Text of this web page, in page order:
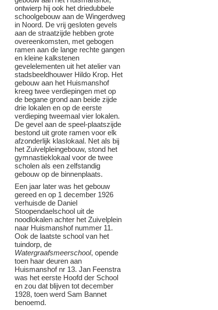
ontwierp hij ook het driedubbele
schoolgebouw aan de Wingerdweg
in Noord. De vrij gesloten gevels
aan de straatzijde hebben grote
overeenkomsten, met gebogen
ramen aan de lange rechte gangen
en kleine kalkstenen
gevelelementen uit het atelier van
stadsbeeldhouwer Hildo Krop. Het
gebouw aan het Huismanshof
kreeg twee verdiepingen met op
de begane grond aan beide zijde
drie lokalen en op de eerste
verdieping tweemaal vier lokalen.
De gevel aan de speel-plaatszijde
bestond uit grote ramen voor elk
afzonderlijk klaslokaal. Net als bij
het Zuivelpleingebouw, stond het
gymnastieklokaal voor de twee
scholen als een zelfstandig
gebouw op de binnenplaats.
Een jaar later was het gebouw
gereed en op 1 december 1926
verhuisde de Daniel
Stoopendaelschool uit de
noodlokalen achter het Zuivelplein
naar Huismanshof nummer 11.
Ook de laatste school van het
tuindorp, de
Watergraafsmeerschool, opende
toen haar deuren aan
Huismanshof nr 13. Jan Feenstra
was het eerste Hoofd der School
en zou dat blijven tot december
1928, toen werd Sam Bannet
benoemd.